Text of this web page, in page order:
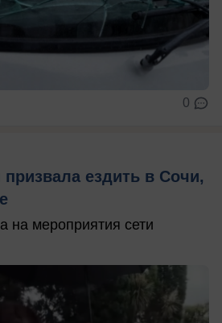
0
ездить в Сочи,
на мероприятия сети